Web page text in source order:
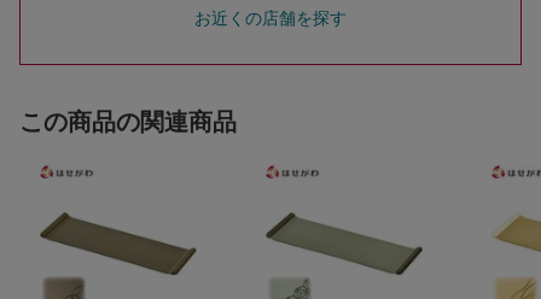
お近くの店舗を探す
この商品の関連商品